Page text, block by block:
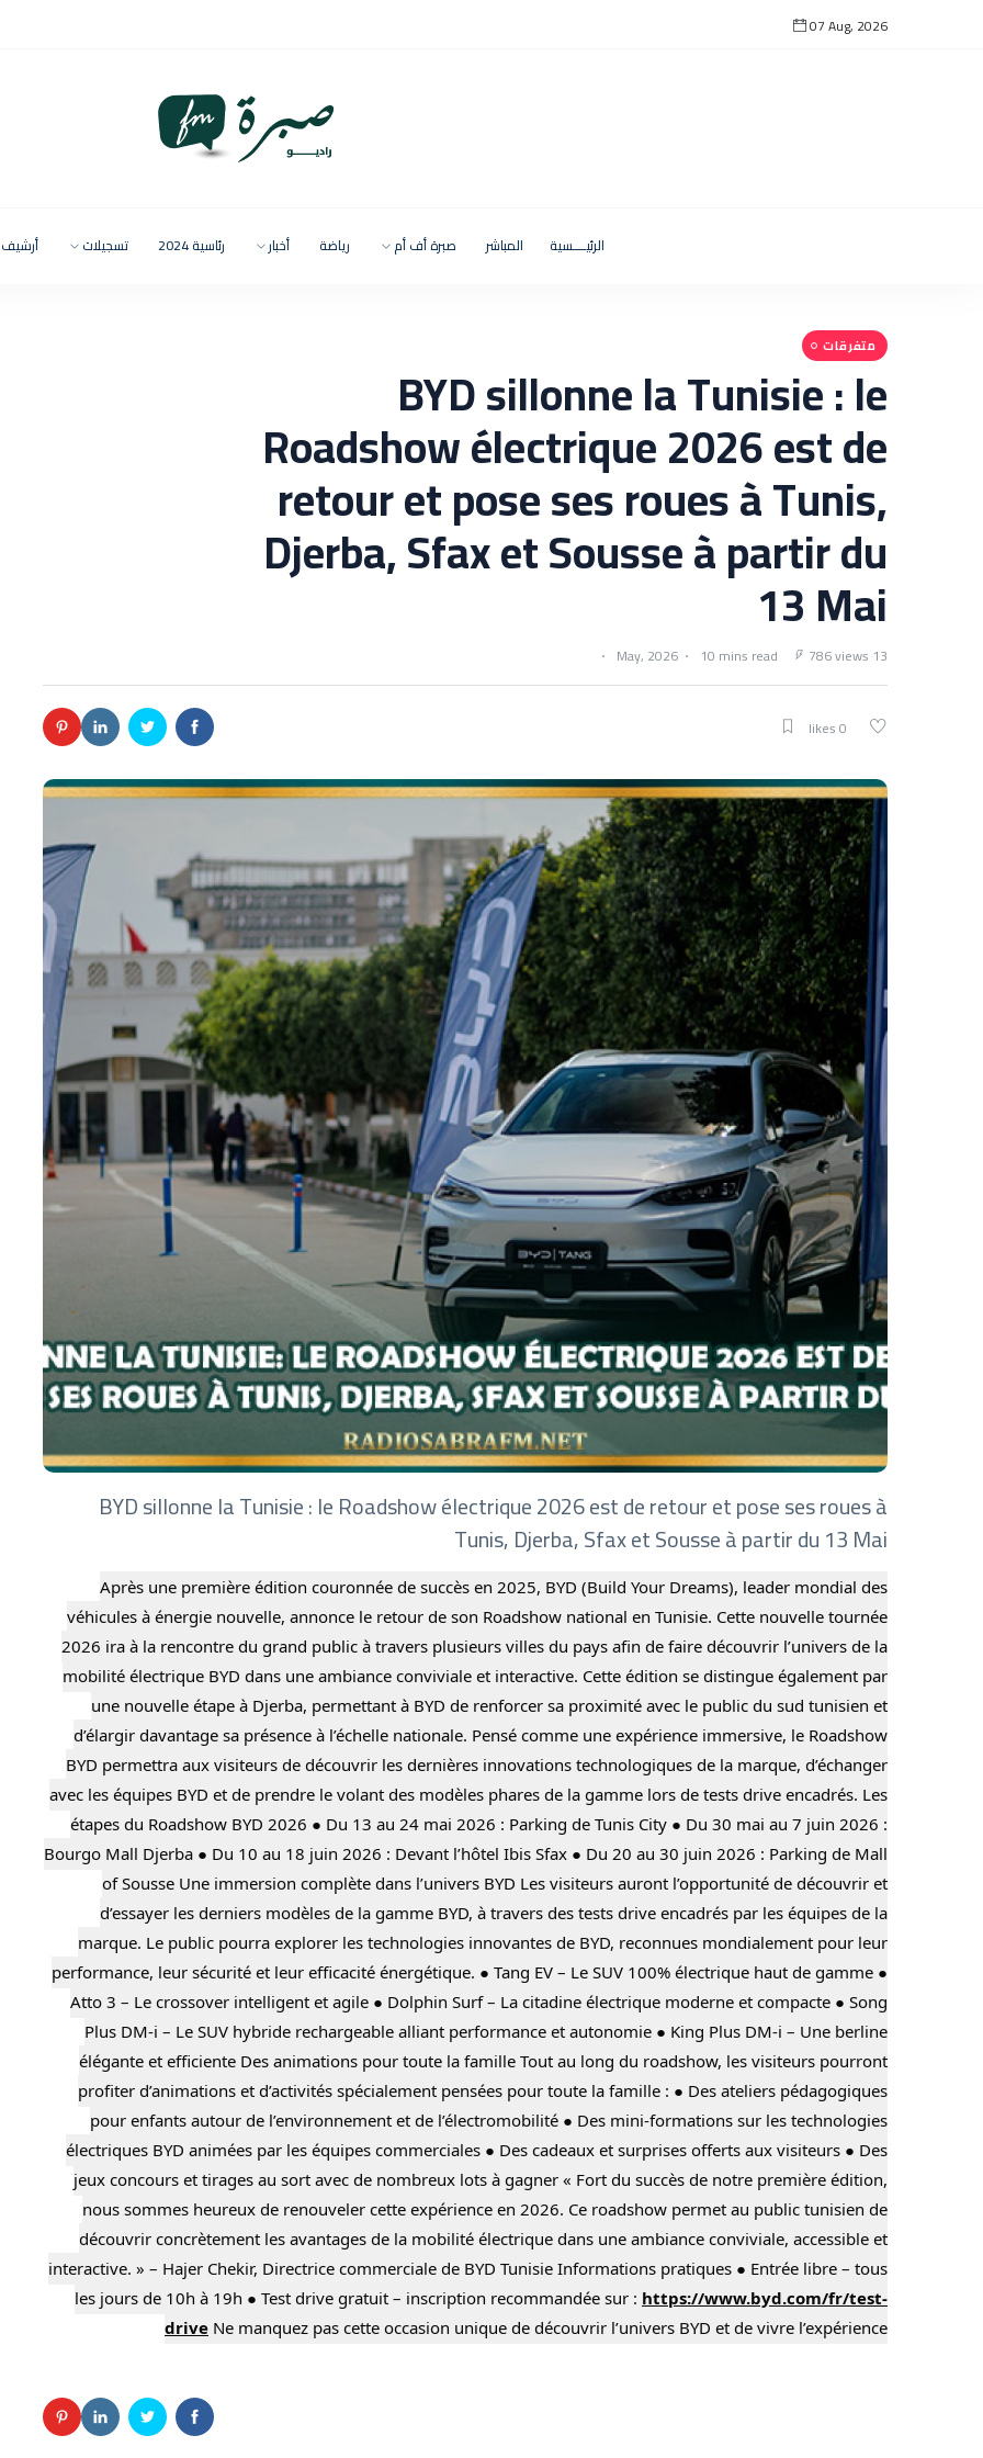
07 Aug, 2026
الرئيــــسية المباشر صبرة أف أم رياضة أخبار رئاسية 2024 تسجيلات أرشيف
متفرقات
BYD sillonne la Tunisie : le
Roadshow électrique 2026 est de
retour et pose ses roues à Tunis,
Djerba, Sfax et Sousse à partir du
13 Mai
13 May, 2026
10 mins read 786 views
BYD sillonne la Tunisie : le Roadshow électrique 2026 est de retour et pose ses roues à
Tunis, Djerba, Sfax et Sousse à partir du 13 Mai
Après une première édition couronnée de succès en 2025, BYD (Build Your Dreams), leader mondial des
véhicules à énergie nouvelle, annonce le retour de son Roadshow national en Tunisie. Cette nouvelle tournée
2026 ira à la rencontre du grand public à travers plusieurs villes du pays afin de faire découvrir l’univers de la
mobilité électrique BYD dans une ambiance conviviale et interactive. Cette édition se distingue également par
une nouvelle étape à Djerba, permettant à BYD de renforcer sa proximité avec le public du sud tunisien et
d’élargir davantage sa présence à l’échelle nationale. Pensé comme une expérience immersive, le Roadshow
BYD permettra aux visiteurs de découvrir les dernières innovations technologiques de la marque, d’échanger
avec les équipes BYD et de prendre le volant des modèles phares de la gamme lors de tests drive encadrés. Les
étapes du Roadshow BYD 2026 ● Du 13 au 24 mai 2026 : Parking de Tunis City ● Du 30 mai au 7 juin 2026 :
Bourgo Mall Djerba ● Du 10 au 18 juin 2026 : Devant l’hôtel Ibis Sfax ● Du 20 au 30 juin 2026 : Parking de Mall
of Sousse Une immersion complète dans l’univers BYD Les visiteurs auront l’opportunité de découvrir et
d’essayer les derniers modèles de la gamme BYD, à travers des tests drive encadrés par les équipes de la
marque. Le public pourra explorer les technologies innovantes de BYD, reconnues mondialement pour leur
performance, leur sécurité et leur efficacité énergétique. ● Tang EV – Le SUV 100% électrique haut de gamme ●
Atto 3 – Le crossover intelligent et agile ● Dolphin Surf – La citadine électrique moderne et compacte ● Song
Plus DM-i – Le SUV hybride rechargeable alliant performance et autonomie ● King Plus DM-i – Une berline
élégante et efficiente Des animations pour toute la famille Tout au long du roadshow, les visiteurs pourront
profiter d’animations et d’activités spécialement pensées pour toute la famille : ● Des ateliers pédagogiques
pour enfants autour de l’environnement et de l’électromobilité ● Des mini-formations sur les technologies
électriques BYD animées par les équipes commerciales ● Des cadeaux et surprises offerts aux visiteurs ● Des
jeux concours et tirages au sort avec de nombreux lots à gagner « Fort du succès de notre première édition,
nous sommes heureux de renouveler cette expérience en 2026. Ce roadshow permet au public tunisien de
découvrir concrètement les avantages de la mobilité électrique dans une ambiance conviviale, accessible et
interactive. » – Hajer Chekir, Directrice commerciale de BYD Tunisie Informations pratiques ● Entrée libre – tous
les jours de 10h à 19h ● Test drive gratuit – inscription recommandée sur : https://www.byd.com/fr/test-
drive Ne manquez pas cette occasion unique de découvrir l’univers BYD et de vivre l’expérience